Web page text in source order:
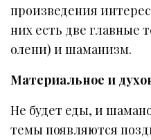
произведения
них есть две главные
олени) и шаманизм.
Материальное и
Не будет еды, и
темы появляются